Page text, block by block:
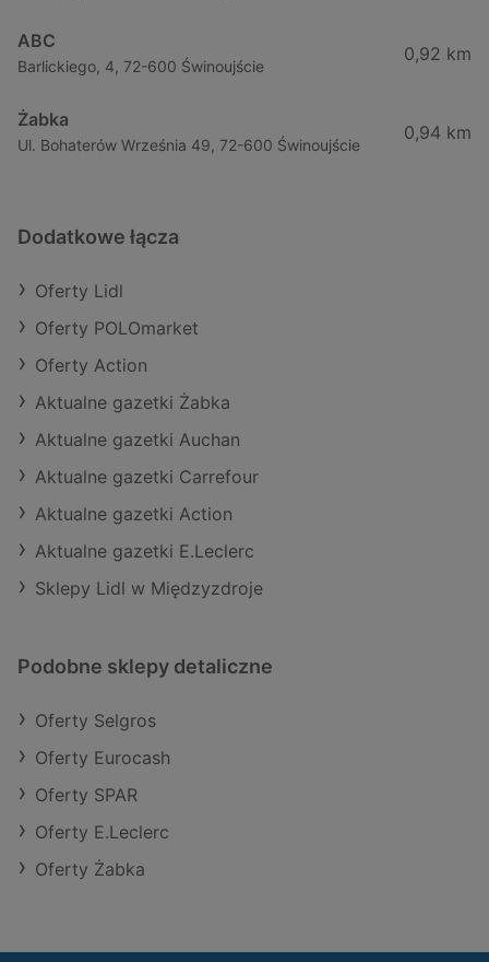
ABC
Barlickiego, 4, 72-600 Świnoujście
0,92 km
Żabka
Ul. Bohaterów Września 49, 72-600 Świnoujście
0,94 km
Dodatkowe łącza
Oferty Lidl
Oferty POLOmarket
Oferty Action
Aktualne gazetki Żabka
Aktualne gazetki Auchan
Aktualne gazetki Carrefour
Aktualne gazetki Action
Aktualne gazetki E.Leclerc
Sklepy Lidl w Międzyzdroje
Podobne sklepy detaliczne
Oferty Selgros
Oferty Eurocash
Oferty SPAR
Oferty E.Leclerc
Oferty Żabka